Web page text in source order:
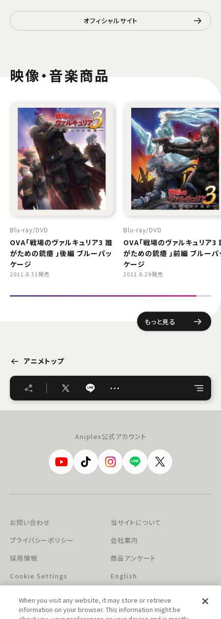
オフィシャルサイト
映像・音楽商品
Blu-ray DVD
OVA「戦場のヴァルキュリア3 誰
がための銃瘡 」後編 ブルーパッ
ケージ
2011.8.31発売
Blu-ray DVD
OVA「戦場のヴァルキュリア3
がための銃瘡 」前編 ブルーパ
ケージ
2011.6.29発売
もっと見る
アニメトップ
…
Aniplex公式アカウント
お問い合わせ
当サイトについて
プライバシーポリシー
会社案内
採用情報
商品アンケート
Cookie Settings
English
When you visit any website, it may store or retrieve
information on your browser. This information might be